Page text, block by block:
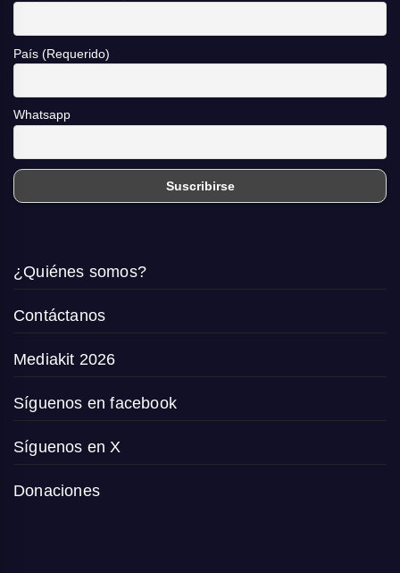
País (Requerido)
Whatsapp
¿Quiénes somos?
Contáctanos
Mediakit 2026
Síguenos en facebook
Síguenos en X
Donaciones